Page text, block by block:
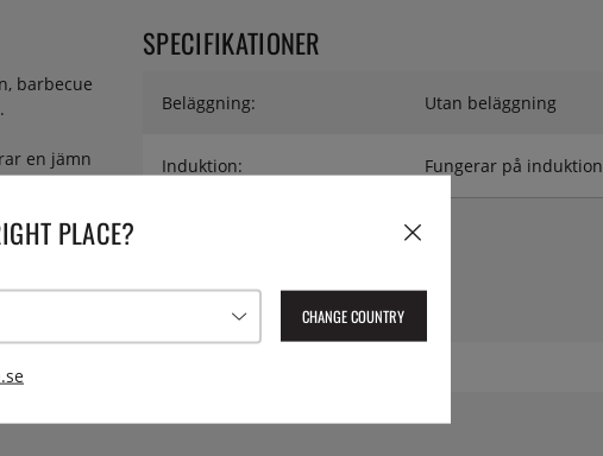
barbecue
en jämn
SPECIFIKATIONER
Beläggning: Utan beläggning
Induktion: Fungerar på induktion
PLACE?
CHANGE COUNTRY